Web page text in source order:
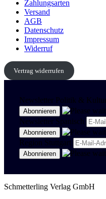
Zahlungsarten
Versand
AGB
Datenschutz
Impressum
Widerruf
Vertrag widerrufen
Newsletter Politik &
Newsletter Spanisch
Region Stuttgart
Schmetterling Verlag GmbH